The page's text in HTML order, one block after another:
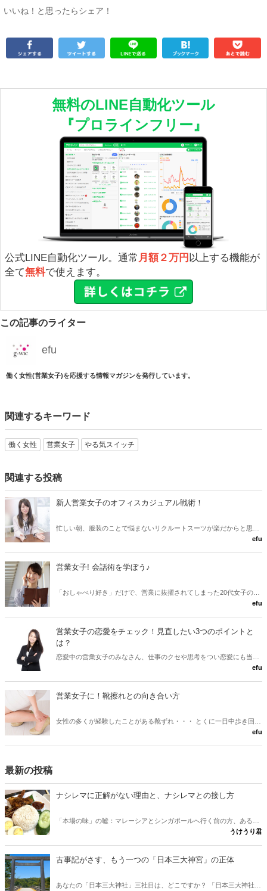
いいね！と思ったらシェア！
無料のLINE自動化ツール
『プロラインフリー』
公式LINE自動化ツール。通常 月額２万円 以上する機能が
全て無料で使えます。
この記事のライター
efu
働く女性(営業女子)を応援する情報マガジンを発行しています。
関連するキーワード
働く女性 営業女子 やる気スイッチ
関連する投稿
新人営業女子のオフィスカジュアル戦術！
忙しい朝、服装のことで悩まないリクルートスーツが楽だからと思っ
ていたら、先輩から「スーツじゃなくてもいいんだけど」と言われま
新入社員 オフィス カジュアル いつから？ これは、超先輩！からのア
ドバイスです。
efu
営業女子! 会話術を学ぼう♪
「おしゃべり好き」だけで、営業に抜擢されてしまった20代女子の悩
み・・・ 「おしゃべりは好きだけれど、人に商品を押し売りするのは
とでもうまく話せるわけではない」 そんな営業女子の悩みを解決する
会話術を学んでみましょう。
efu
営業女子の恋愛をチェック！見直したい3つのポイントと
は？
恋愛中の営業女子のみなさん、仕事のクセや思考をつい恋愛にも当て
はめてしまっていませんか？ 見直しておきたい3つのポイントをご紹efu
営業女子に！靴擦れとの向き合い方
女性の多くが経験したことがある靴ずれ・・・ とくに一日中歩き回る
営業職の女子の皆さんは、 おしゃれな靴で靴ずれを気にせずスマート
efu
最新の投稿
ナシレマに正解がない理由と、ナシレマとの接し方
「本場の味」の嘘：マレーシアとシンガポールへ行く前の方、あるい
は行けない方が、ナシレマ というナシレマ皿から両国の違いを味わ
いとか？ その意外な理由と、日本にいながら本場に迫れる楽しみ方
をご紹介します。
うけうり君
古事記がさす、もう一つの「日本三大神宮」の正体
あなたの「日本三大神社」三社目は、どこですか？ 「日本三大神社の